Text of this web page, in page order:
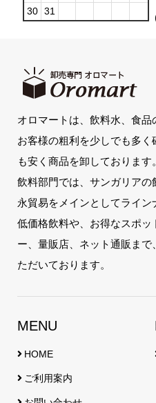
30 31
オロマートは、飲料水、食品
お客様の粗利を少しでも多
も安く商品を卸しております。
飲料部門では、サンガリア
永貿易をメインとしてライン
低価格飲料や、お得なスポ
ー、量販店、ネット通販ま
ただいております。
MENU
HOME
ご利用案内